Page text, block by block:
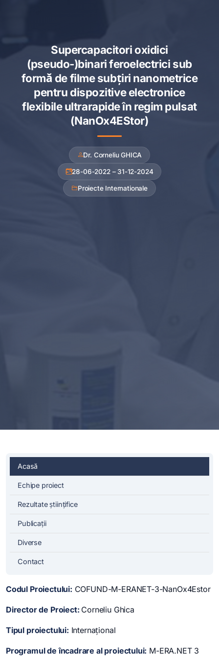
Supercapacitori oxidici
(pseudo-)binari feroelectrici sub
formă de filme subțiri nanometrice
pentru dispozitive electronice
flexibile ultrarapide în regim pulsat
(NanOx4EStor)
Dr. Corneliu GHICA
28-06-2022 – 31-12-2024
Proiecte Internationale
Acasă
Echipe proiect
Rezultate științifice
Publicații
Diverse
Contact
Codul Proiectului: COFUND-M-ERANET-3-NanOx4Estor
Director de Proiect: Corneliu Ghica
Tipul proiectului: Internațional
Programul de încadrare al proiectului: M-ERA.NET 3